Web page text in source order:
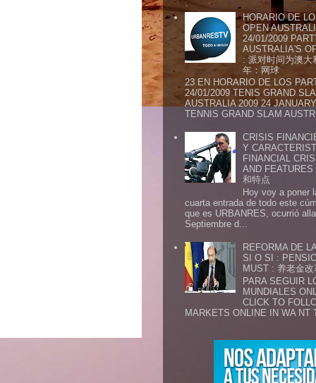
HORARIO DE
OPEN
24/01/2009
AUSTRALIA'S
: 派对时间为澳大
年：网球
23 EN HORARIO DE LOS
24/01/2009 TENIS GRAND
AUSTRALIA 2009 24
TENNIS GRAND SLAM
CRISIS
Y
FINANCIAL
AND
和特点
Hoy voy a poner
cuarta entrada de todo este
que es URBANRES, ocurrió
Septiembre d...
REFORMA DE
SI O SI :
MUST : 养老金
PARA SEGUIR
MUNDIALES
CLICK TO
MARKETS ONLINE IN WA NT